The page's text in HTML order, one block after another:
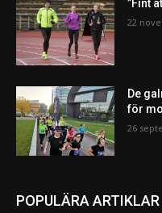
”Fint
22
De
för
26
POPULÄRA ARTIKLAR